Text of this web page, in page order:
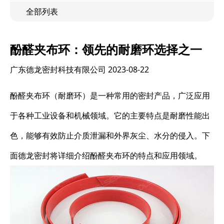
全部列表
酚醛夹布环：领先的耐磨环选择之一
广东德龙密封科技有限公司 2023-08-22
酚醛夹布环（耐磨环）是一种常用的密封产品，广泛应用
于各种工业设备和机械领域。它的主要特点是耐磨性能出
色，能够有效防止介质泄漏和外界灰尘、水分的侵入。下
面德龙密封将详细介绍酚醛夹布环的特点和应用领域。